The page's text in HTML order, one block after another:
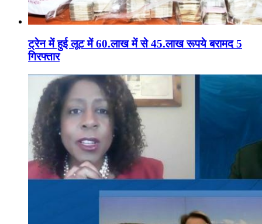
ट्रेन में हुई लूट में 60.लाख में से 45.लाख रूपये बरामद 5
गिरफ्तार